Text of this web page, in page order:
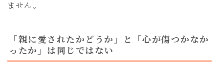
ません。
「親に愛されたかどうか」と「心が傷つかなか
ったか」は同じではない